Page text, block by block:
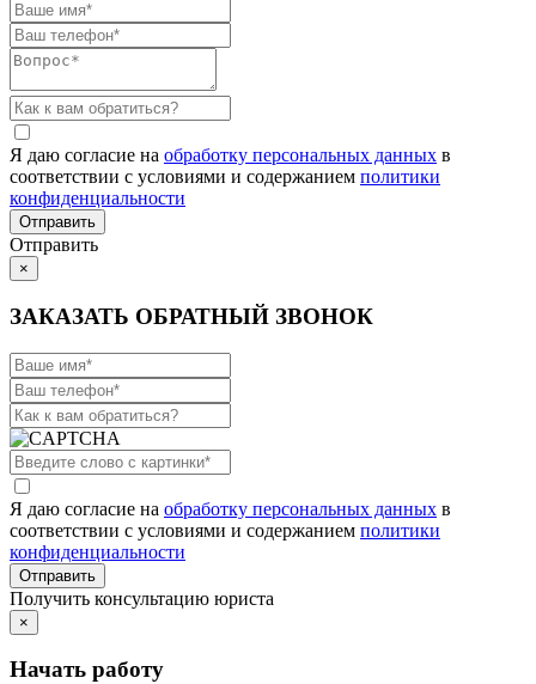
Я даю согласие на обработку персональных данных в
соответствии с условиями и содержанием политики
конфиденциальности
Отправить
×
ЗАКАЗАТЬ ОБРАТНЫЙ ЗВОНОК
Я даю согласие на обработку персональных данных в
соответствии с условиями и содержанием политики
конфиденциальности
Получить консультацию юриста
×
Начать работу